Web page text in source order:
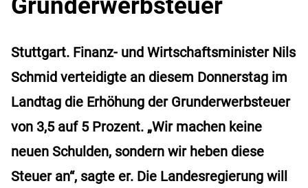
Stuttgart. Finanz- und Wirtschaftsminister Nils
Schmid verteidigte an diesem Donnerstag im
Landtag die Erhöhung der Grunderwerbsteuer
von 3,5 auf 5 Prozent. „Wir machen keine
neuen Schulden, sondern wir heben diese
Steuer an“, sagte er. Die Landesregierung will